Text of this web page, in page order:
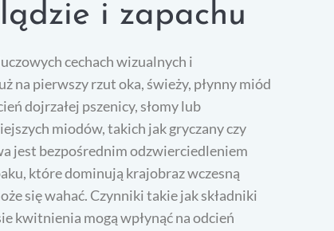
i zapachu
cechach wizualnych i
na pierwszy rzut oka, świeży, płynny miód
dojrzałej pszenicy, słomy lub
miodów, takich jak gryczany czy
jest bezpośrednim odzwierciedleniem
które dominują krajobraz wczesną
się wahać. Czynniki takie jak składniki
kwitnienia mogą wpłynąć na odcień